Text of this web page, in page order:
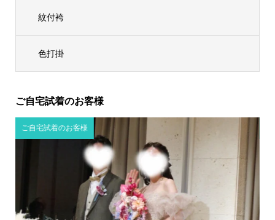
紋付袴
色打掛
ご自宅試着のお客様
ご自宅試着のお客様